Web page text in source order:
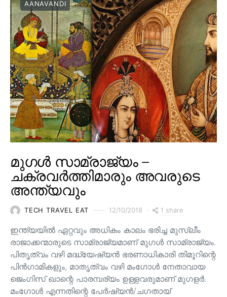
AANAVANDI
മുഗൾ സാമ്രാജ്യം –
ചക്രവർത്തിമാരും അവരുടെ
അന്ത്യവും
TECH TRAVEL EAT 12/10/2018 1 share
ഇന്ത്യയിൽ ഏറ്റവും അധികം കാലം ഭരിച്ച മുസ്ലീം
രാജാക്കന്മാരുടെ സാമ്രാജ്യമാണ് മുഗൾ സാമ്രാജ്യം.
പിതൃത്വം വഴി മദ്ധ്യേഷ്യൻ ഭരണാധികാരി തിമൂറിന്റെ
പിൻ‌ഗാമികളും, മാതൃത്വം വഴി മംഗോൾ നേതാവായ
ജെംഗിസ് ഖാന്റെ പാരമ്പര്യം ഉള്ളവരുമാണ്‌ മുഗളർ.
മംഗോൾ എന്നതിന്റെ പേർഷ്യൻ/ചഗതായ്